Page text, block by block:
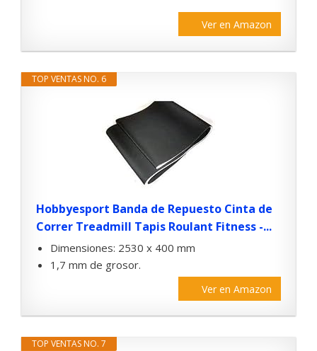
Ver en Amazon
TOP VENTAS NO. 6
Hobbyesport Banda de Repuesto Cinta de
Correr Treadmill Tapis Roulant Fitness -...
Dimensiones: 2530 x 400 mm
1,7 mm de grosor.
Ver en Amazon
TOP VENTAS NO. 7